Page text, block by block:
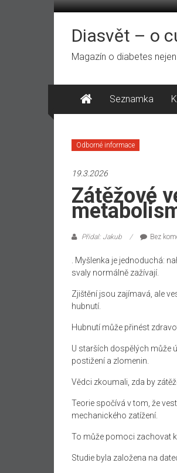
Přeskočit
obsahDiasvět – o
Magazín o diabetes
Seznamka
Odborné informace
19.3.2026
Zátěžové
Přidal: Jakub Bez
. Myšlenka je jednoduchá:
svaly normálně zažívají.
Zjištění jsou zajímavá, ale
hubnutí.
Hubnutí může přinést
U starších dospělých může
postižení a zlomenin.
Vědci zkoumali, zda by
Teorie spočívá v tom, že
mechanického zatížení.
To může pomoci zachovat
Studie byla založena na